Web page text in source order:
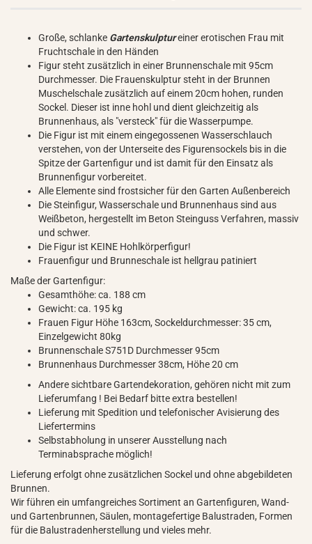
Große, schlanke Gartenskulptureiner erotischen Frau mit
Fruchtschale in den Händen
Figur steht zusätzlich in einer Brunnenschale mit 95cm
Durchmesser. Die Frauenskulptur steht in der Brunnen
Muschelschale zusätzlich auf einem 20cm hohen, runden
Sockel. Dieser ist inne hohl und dient gleichzeitig als
Brunnenhaus, als "versteck" für die Wasserpumpe.
Die Figur ist mit einem eingegossenen Wasserschlauch
verstehen, von der Unterseite des Figurensockels bis in die
Spitze der Gartenfigur und ist damit für den Einsatz als
Brunnenfigur vorbereitet.
Alle Elemente sind frostsicher für den Garten Außenbereich
Die Steinfigur, Wasserschale und Brunnenhaus sind aus
Weißbeton, hergestellt im Beton Steinguss Verfahren, massiv
und schwer.
Die Figur ist KEINE Hohlkörperfigur!
Frauenfigur und Brunneschale ist hellgrau patiniert
Maße der Gartenfigur:
Gesamthöhe: ca. 188 cm
Gewicht: ca. 195 kg
Frauen Figur Höhe 163cm, Sockeldurchmesser: 35 cm,
Einzelgewicht 80kg
Brunnenschale S751D Durchmesser 95cm
Brunnenhaus Durchmesser 38cm, Höhe 20 cm
Andere sichtbare Gartendekoration, gehören nicht mit zum
Lieferumfang ! Bei Bedarf bitte extra bestellen!
Lieferung mit Spedition und telefonischer Avisierung des
Liefertermins
Selbstabholung in unserer Ausstellung nach
Terminabsprache möglich!
Lieferung erfolgt ohne zusätzlichen Sockel und ohne abgebildeten
Brunnen.
Wir führen ein umfangreiches Sortiment an Gartenfiguren, Wand-
und Gartenbrunnen, Säulen, montagefertige Balustraden, Formen
für die Balustradenherstellung und vieles mehr.